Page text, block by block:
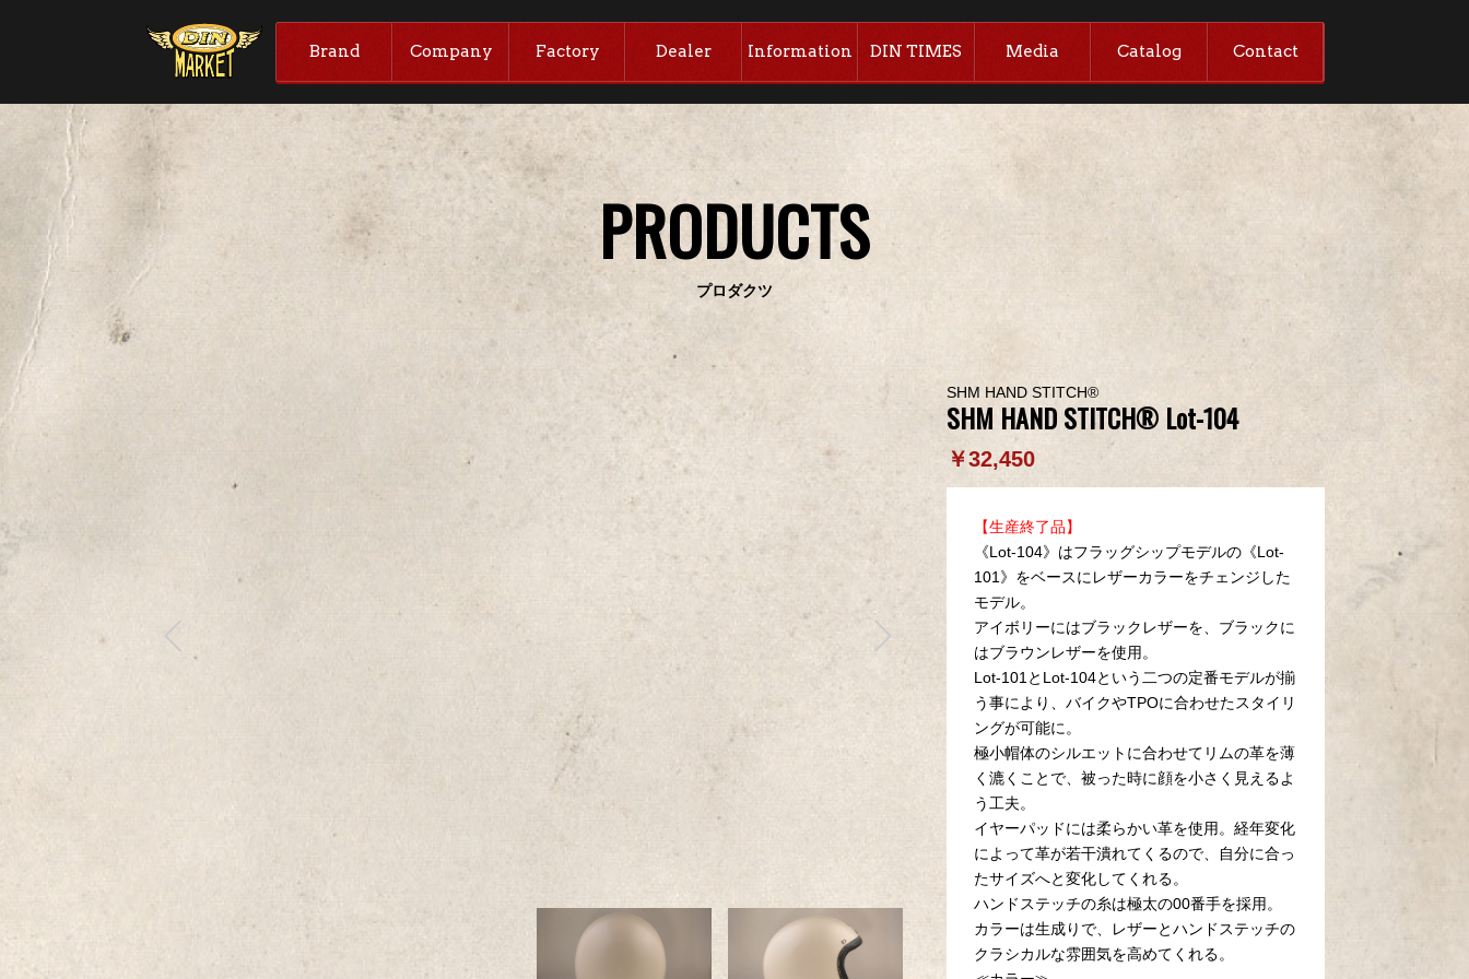
Brand Company Factory Dealer Information DIN TIMES Media Catalog Contact
PRODUCTS
プロダクツ
SHM HAND STITCH®
SHM HAND STITCH® Lot-104
￥32,450
【生産終了品】
《Lot-104》はフラッグシップモデルの《Lot-
101》をベースにレザーカラーをチェンジした
モデル。
アイボリーにはブラックレザーを、ブラックに
はブラウンレザーを使用。
Lot-101とLot-104という二つの定番モデルが揃
う事により、バイクやTPOに合わせたスタイリ
ングが可能に。
極小帽体のシルエットに合わせてリムの革を薄
く漉くことで、被った時に顔を小さく見えるよ
う工夫。
イヤーパッドには柔らかい革を使用。経年変化
によって革が若干潰れてくるので、自分に合っ
たサイズへと変化してくれる。
ハンドステッチの糸は極太の00番手を採用。
カラーは生成りで、レザーとハンドステッチの
クラシカルな雰囲気を高めてくれる。